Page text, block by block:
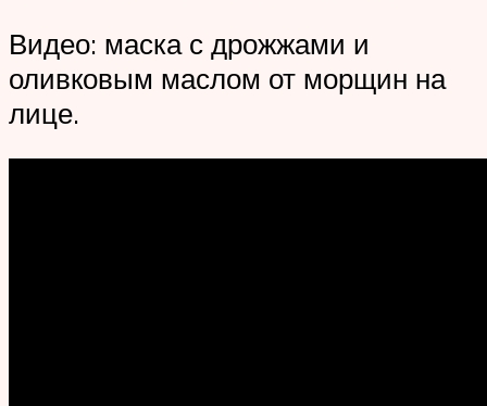
Видео: маска с дрожжами и
оливковым маслом от морщин на
лице.